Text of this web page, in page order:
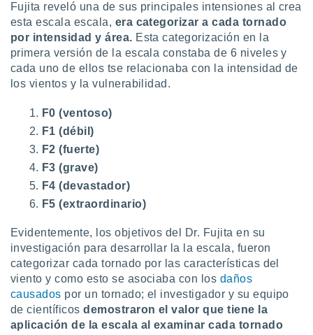
de
sitio
En
de que
el sitio
para
ni para
aunque
no
Puedes
acceder a
web a
abono
Fujita reveló una de sus principales intensiones al crea
esta escala escala, era categorizar a cada tornado
por intensidad y área. Esta categorización en la
primera versión de la escala constaba de 6 niveles y
cada uno de ellos tse relacionaba con la intensidad de
los vientos y la vulnerabilidad.
F0 (ventoso)
F1 (débil)
F2 (fuerte)
F3 (grave)
F4 (devastador)
F5 (extraordinario)
Evidentemente, los objetivos del Dr. Fujita en su
investigación para desarrollar la la escala, fueron
categorizar cada tornado por las características del
viento y como esto se asociaba con los daños
causados por un tornado; el investigador y su equipo
de científicosdemostraron el valor que tiene la
aplicación de la escala al examinar cada tornado